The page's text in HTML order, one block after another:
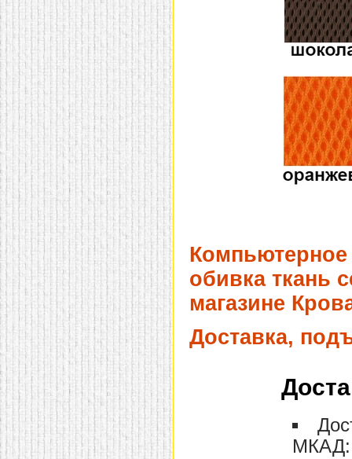
обивка ткань
магазине
Доставка,
МКАД: